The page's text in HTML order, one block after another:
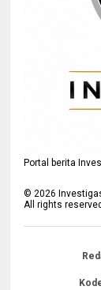
Portal berita
©2026
All rights